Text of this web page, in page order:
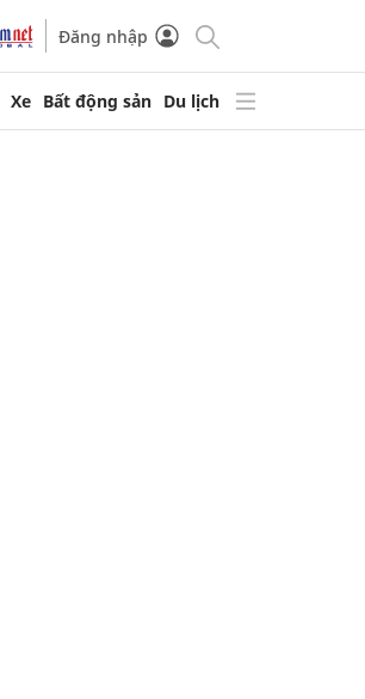
Đăng nhập
Xe Bất động sản Du lịch